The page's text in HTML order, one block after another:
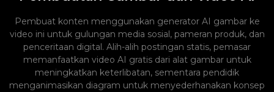
Pembuat konten menggunakan generator AI gambar ke
video ini untuk gulungan media sosial, pameran produk, dan
penceritaan digital. Alih-alih postingan statis, pemasar
memanfaatkan video AI gratis dari alat gambar untuk
meningkatkan keterlibatan, sementara pendidik
menganimasikan diagram untuk menyederhanakan konsep